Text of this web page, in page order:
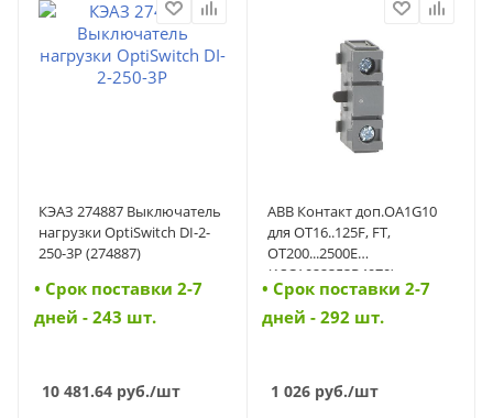
КЭАЗ 274887 Выключатель
нагрузки OptiSwitch DI-2-
250-3P (274887)
• Cрок поставки 2-7
дней - 243 шт.
10 481.64 руб./шт
ABB Контакт доп.OA1G10
для ОТ16..125F, FT,
OT200...2500E
(1SCA022353R4970)
(1SCA022353R4970)
• Cрок поставки 2-7
дней - 292 шт.
1 026руб./шт